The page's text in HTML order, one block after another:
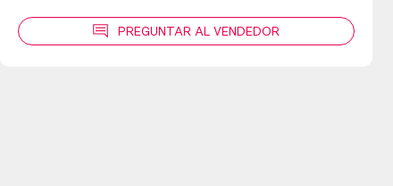
PREGUNTAR AL VENDEDOR